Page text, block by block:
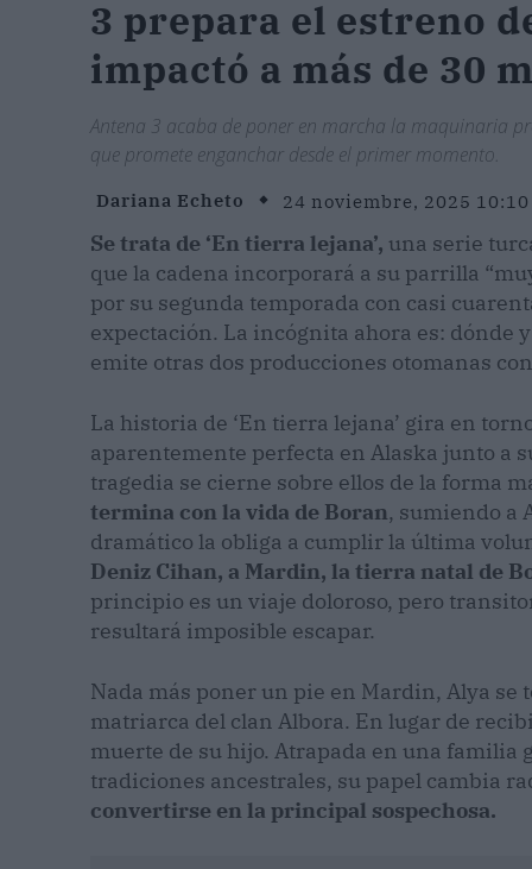
3 prepara el estreno
impactó a más de 30
Antena 3 acaba de poner en marcha la maquinaria
que promete enganchar desde el primer momento.
Dariana Echeto 24 noviembre, 2025 10:10
Se trata de ‘En tierra lejana’, una serie
que la cadena incorporará a su parrilla
por su segunda temporada con casi
expectación. La incógnita ahora es: dónde
emite otras dos producciones otomanas
La historia de ‘En tierra lejana’ gira en
aparentemente perfecta en Alaska junto a
tragedia se cierne sobre ellos de la forma
termina con la vida de Boran, sumiendo a
dramático la obliga a cumplir la última
Deniz Cihan, a Mardin, la tierra natal de
principio es un viaje doloroso, pero
resultará imposible escapar.
Nada más poner un pie en Mardin, Alya se
matriarca del clan Albora. En lugar de
muerte de su hijo. Atrapada en una familia
tradiciones ancestrales, su papel cambia
convertirse en la principal sospechosa.